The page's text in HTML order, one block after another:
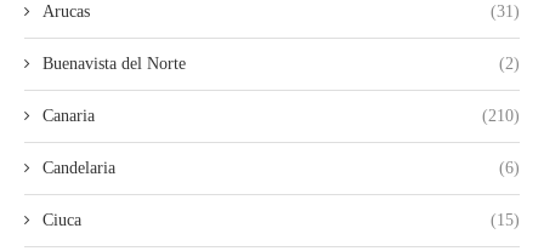
Arucas (31)
Buenavista del Norte (2)
Canaria (210)
Candelaria (6)
Ciuca (15)